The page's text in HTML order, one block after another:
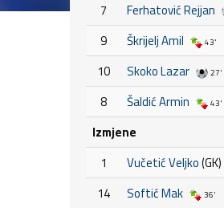
7
Ferhatović Rejjan
9 Škrijelj Amil 43'
10 Skoko Lazar 27'
8 Šaldić Armin 43'
Izmjene
1
Vučetić Veljko(GK)
14
Softić Mak 36'